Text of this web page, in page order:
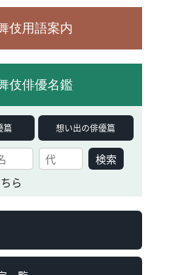
伎用語案内
伎俳優名鑑
篇 想い出の俳優篇
検索
ら